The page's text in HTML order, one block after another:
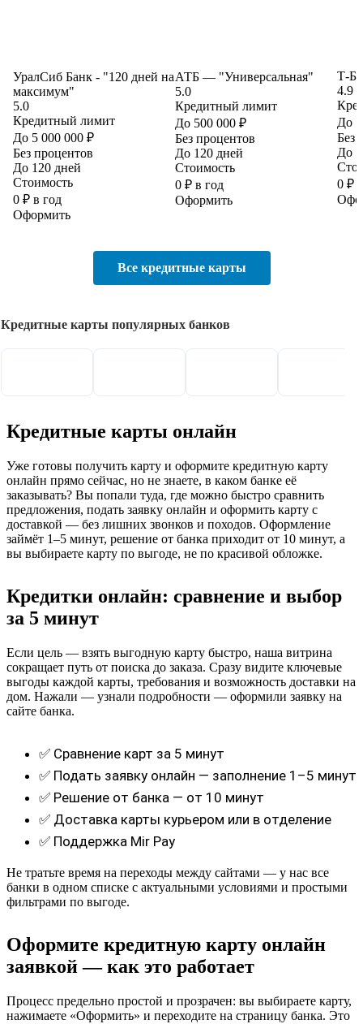
УралСиб Банк - "120 дней на
максимум"
5.0
Кредитный лимит
До 5 000 000 ₽
Без процентов
До 120 дней
Стоимость
0 ₽ в год
Оформить
АТБ — "Универсальная"
5.0
Кредитный лимит
До 500 000 ₽
Без процентов
До 120 дней
Стоимость
0 ₽ в год
Оформить
Т-
4.9
До
Без
До
0 ₽
Все кредитные карты
Кредитные карты популярных банков
Кредитные карты онлайн
Уже готовы получить карту и оформите кредитную карту
онлайн прямо сейчас, но не знаете, в каком банке её
заказывать? Вы попали туда, где можно быстро сравнить
предложения, подать заявку онлайн и оформить карту с
доставкой — без лишних звонков и походов. Оформление
займёт 1–5 минут, решение от банка приходит от 10 минут, а
вы выбираете карту по выгоде, не по красивой обложке.
Кредитки онлайн: сравнение и выбор
за 5 минут
Если цель — взять выгодную карту быстро, наша витрина
сокращает путь от поиска до заказа. Сразу видите ключевые
выгоды каждой карты, требования и возможность доставки на
дом. Нажали — узнали подробности — оформили заявку на
сайте банка.
✅ Сравнение карт за 5 минут
✅ Подать заявку онлайн — заполнение 1–5 минут
✅ Решение от банка — от 10 минут
✅ Доставка карты курьером или в отделение
✅ Поддержка Mir Pay
Не тратьте время на переходы между сайтами — у нас все
банки в одном списке с актуальными условиями и простыми
фильтрами по выгоде.
Оформите кредитную карту онлайн
заявкой — как это работает
Процесс предельно простой и прозрачен: вы выбираете карту,
нажимаете «Оформить» и переходите на страницу банка. Это